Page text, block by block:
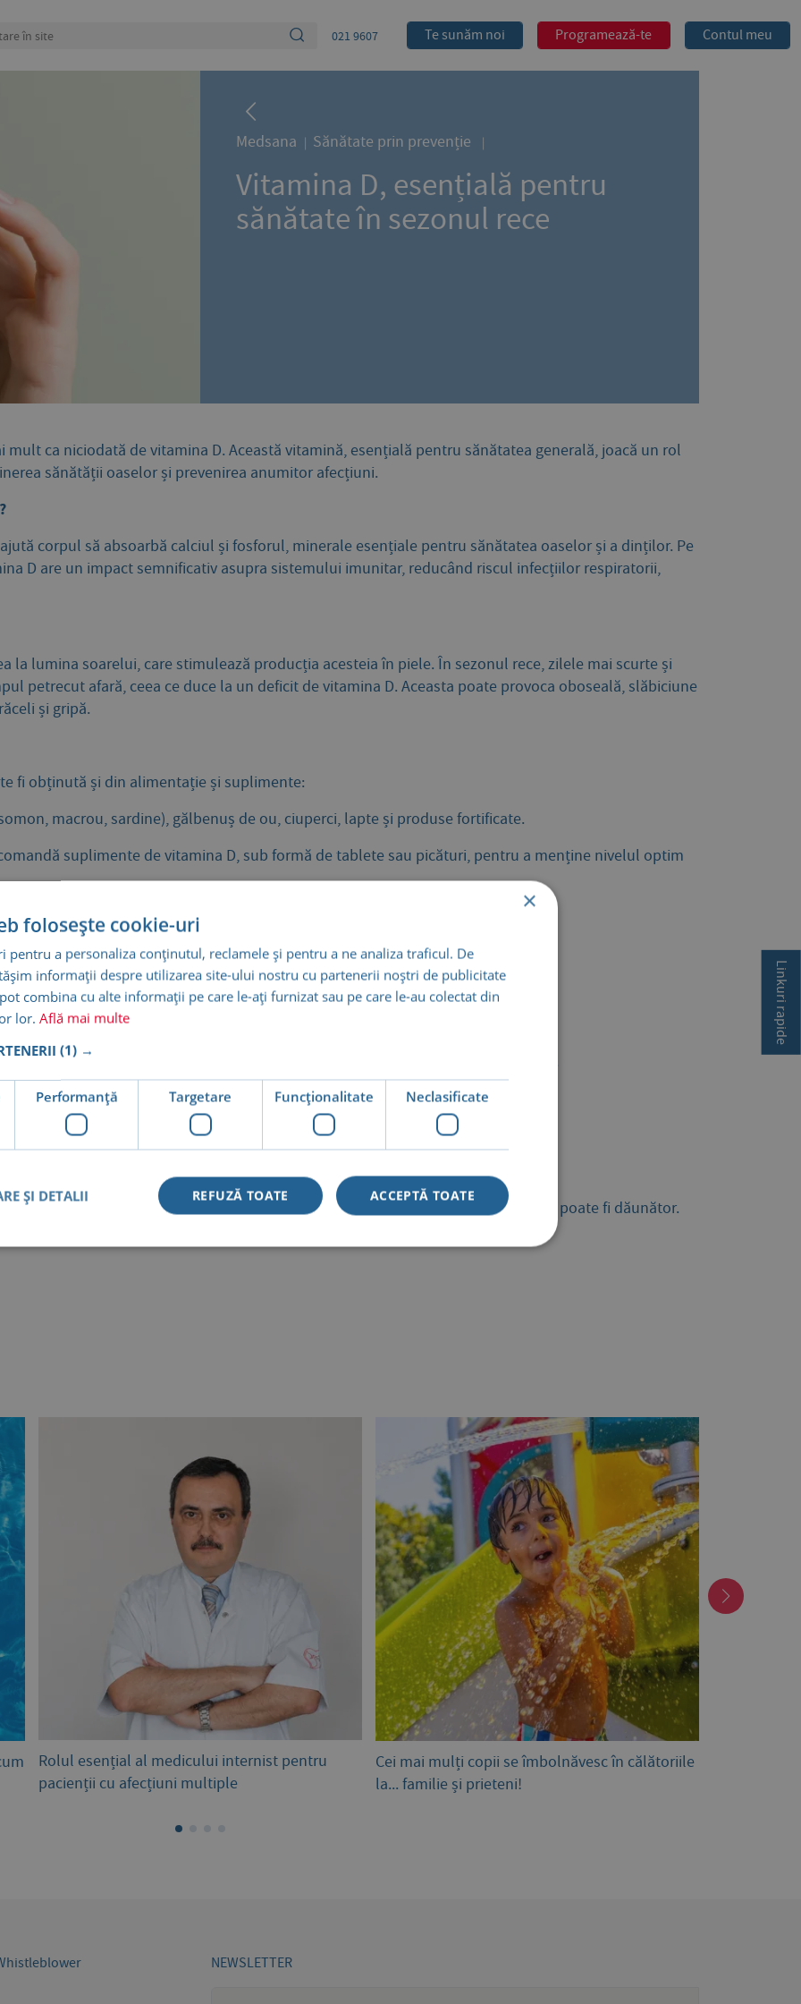
021 9607 Te sunăm noi Programează-te Contul meu
Medsana Sănătate prin prevenție
Vitamina D, esențială pentru
sănătate în sezonul rece
ca niciodată de vitamina D. Această vitamină, esențială pentru sănătatea generală, joacă un rol
sănătății oaselor și prevenirea anumitor afecțiuni.
corpul să absoarbă calciul și fosforul, minerale esențiale pentru sănătatea oaselor și a dinților. Pe
D are un impact semnificativ asupra sistemului imunitar, reducând riscul infecțiilor respiratorii,
la lumina soarelui, care stimulează producția acesteia în piele. În sezonul rece, zilele mai scurte și
petrecut afară, ceea ce duce la un deficit de vitamina D. Aceasta poate provoca oboseală, slăbiciune
și gripă.
fi obținută și din alimentație și suplimente:
macrou, sardine), gălbenuș de ou, ciuperci, lapte și produse fortificate.
suplimente de vitamina D, sub formă de tablete sau picături, pentru a menține nivelul optim
D
să lupte mai eficient împotriva infecțiilor.
prin absorbția adecvată a calciului.
căzăturilor, mai ales la persoanele vârstnice.
de vitamina D pot contribui la prevenirea depresiei sezoniere și a oboselii excesive.
chiar și câteva minute pe zi;
D și considerați suplimentarea, mai ales dacă expunerea la soare este redusă;
iei suplimente pentru a determina doza potrivită, deoarece excesul de vitamina D poate fi dăunător.
Rolul esențial al medicului internist pentru
pacienții cu afecțiuni multiple
Cei mai mulți copii se îmbolnăvesc în călătoriile
la... familie și prieteni!
Linkuri rapide
NEWSLETTER
×
folosește cookie-uri
pentru a personaliza conținutul, reclamele și pentru a ne analiza traficul. De
informații despre utilizarea site-ului nostru cu partenerii noștri de publicitate
combina cu alte informații pe care le-ați furnizat sau pe care le-au colectat din
lor. Află mai multe
(1) →
Performanță Targetare Funcţionalitate Neclasificate
ACCEPTĂ TOATE
REFUZĂ TOATE
ȘI DETALII